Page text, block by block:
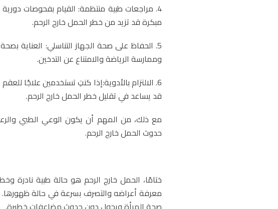
4. مراجعات طبية منتظمة: القيام بفحوصات
مبكرة قد تزيد من خطر الحمل خارج الرحم.
5. الحفاظ على صحة الجهاز التناسلي: العناية
وممارسة الرياضة والامتناع عن التدخين.
6. الالتزام بالأدوية:إذا كنتِ تستخدمين علاجًا
قد يساعد في تقليل خطر الحمل خارج الرحم.
مع ذلك، من المهم أن يكون الوعي الطبي
حدوث الحمل خارج الرحم.
ختامًا، الحمل خارج الرحم هو حالة طبية نادرة
معرفة أعراضه والتصرف بسرعة في حالة